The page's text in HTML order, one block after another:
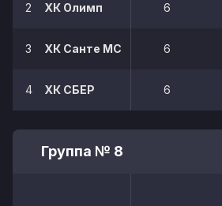
2 ХК Олимп 6
3 ХК Санте МС 6
4 ХК СБЕР 6
Группа № 8